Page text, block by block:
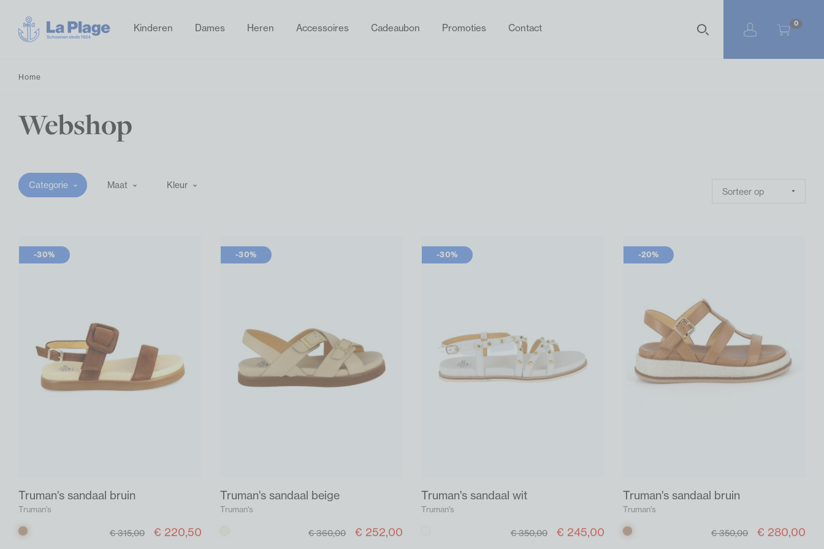
Kinderen Dames Heren Accessoires Cadeaubon Promoties Contact
Zoekterm
ZOEKEN
0
Home
Webshop
Categorie Maat Kleur
-30%
Truman's sandaal bruin
Truman's
Bruin € 315,00 € 220,50
-30%
Truman's sandaal beige
Truman's
€ 360,00 € 252,00
-30%
Truman's sandaal wit
Truman's
€ 350,00 € 245,00
-20%
Truman's sandaal bruin
Truman's
Bruin € 350,00 € 280,00